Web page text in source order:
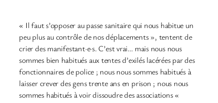
« Il faut s’opposer au passe sanitaire qui nous habitue un
peu plus au contrôle de nos déplacements », tentent de
crier des manifestant·e·s. C’est vrai… mais nous nous
sommes bien habitués aux tentes d’exilés lacérées par des
fonctionnaires de police ; nous nous sommes habitués à
laisser crever des gens trente ans en prison ; nous nous
sommes habitués à voir dissoudre des associations «